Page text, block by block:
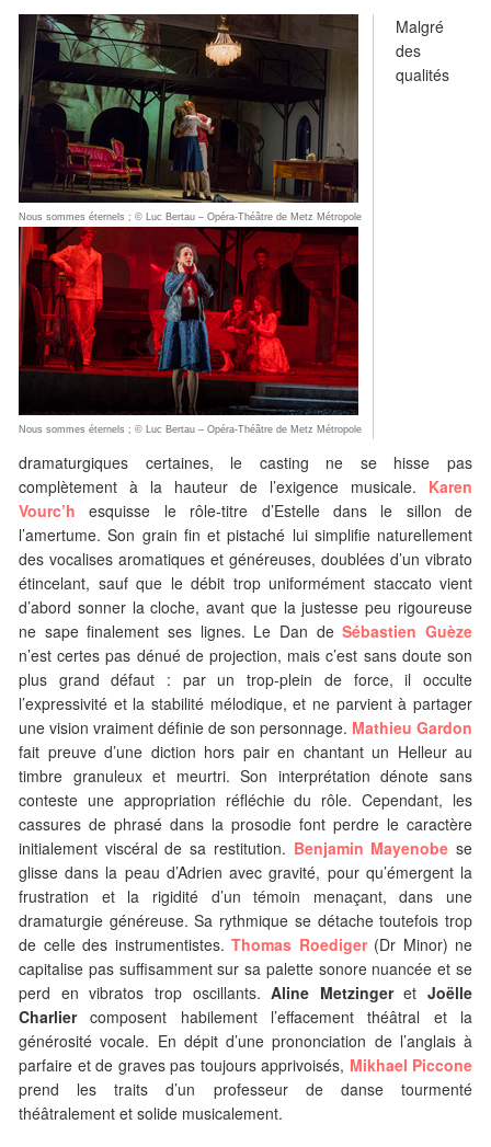
Nous sommes éternels ; © Luc Bertau – Opéra-Théâtre de Metz Métropole
Nous sommes éternels ; © Luc Bertau – Opéra-Théâtre de Metz Métropole
Malgré
des
qualités
dramaturgiques certaines, le casting ne se hisse pas
complètement à la hauteur de l’exigence musicale. Karen
Vourc’h esquisse le rôle-titre d’Estelle dans le sillon de
l’amertume. Son grain fin et pistaché lui simplifie naturellement
des vocalises aromatiques et généreuses, doublées d’un vibrato
étincelant, sauf que le débit trop uniformément staccato vient
d’abord sonner la cloche, avant que la justesse peu rigoureuse
ne sape finalement ses lignes. Le Dan deSébastien Guèze
n’est certes pas dénué de projection, mais c’est sans doute son
plus grand défaut : par un trop-plein de force, il occulte
l’expressivité et la stabilité mélodique, et ne parvient à partager
une vision vraiment définie de son personnage. Mathieu Gardon
fait preuve d’une diction hors pair en chantant un Helleur au
timbre granuleux et meurtri. Son interprétation dénote sans
conteste une appropriation réfléchie du rôle. Cependant, les
cassures de phrasé dans la prosodie font perdre le caractère
initialement viscéral de sa restitution. Benjamin Mayenobe se
glisse dans la peau d’Adrien avec gravité, pour qu’émergent la
frustration et la rigidité d’un témoin menaçant, dans une
dramaturgie généreuse. Sa rythmique se détache toutefois trop
de celle des instrumentistes. Thomas Roediger(Dr Minor) ne
capitalise pas suffisamment sur sa palette sonore nuancée et se
perd en vibratos trop oscillants.Aline Metzingeret Joëlle
Charliercomposent habilement l’effacement théâtral et la
générosité vocale. En dépit d’une prononciation de l’anglais à
parfaire et de graves pas toujours apprivoisés, Mikhael Piccone
prend les traits d’un professeur de danse tourmenté
théâtralement et solide musicalement.